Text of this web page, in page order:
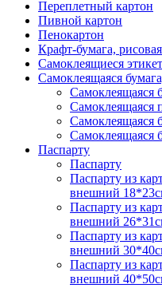
Переплетный картон
Пивной картон
Пенокартон
Крафт-бумага,
Самоклеящиеся
Самоклеящаяся
Самоклеящаяся
Самоклеящаяся
Самоклеящаяся
Самоклеящаяся
Паспарту
Паспарту
Паспарту из
внешний
Паспарту из
внешний
Паспарту из
внешний
Паспарту из
внешний